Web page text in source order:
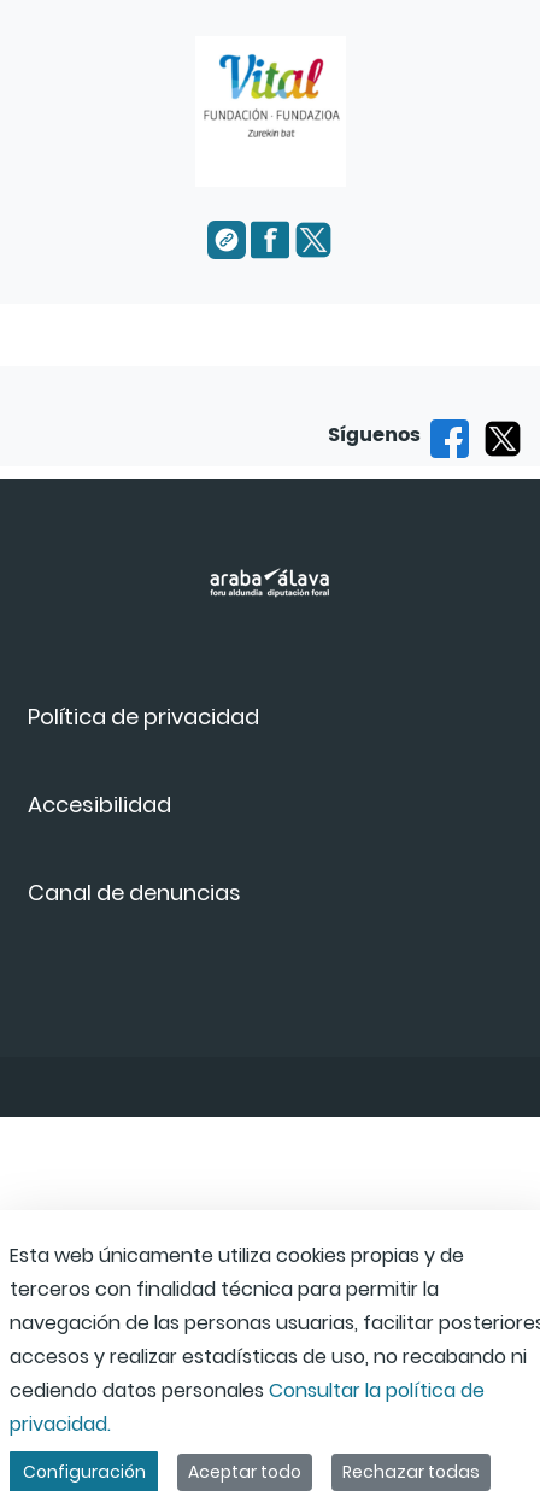
Síguenos
Política de privacidad
Accesibilidad
Canal de denuncias
Esta web únicamente utiliza cookies propias y de
terceros con finalidad técnica para permitir la
navegación de las personas usuarias, facilitar
accesos y realizar estadísticas de uso, no recabando ni
cediendo datos personales Consultar la política de
privacidad.
Configuración Aceptar todo Rechazar todas